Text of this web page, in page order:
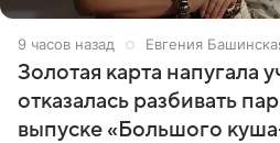
9 часов назад Евгения
Золотая карта напугала
отказалась разбивать
выпуске «Большого